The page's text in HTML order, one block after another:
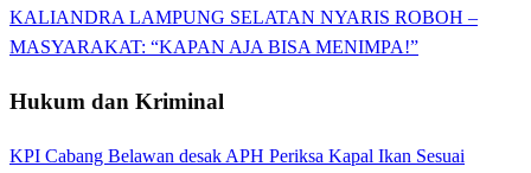
KALIANDRA LAMPUNG SELATAN NYARIS ROBOH –
MASYARAKAT: “KAPAN AJA BISA MENIMPA!”
Hukum dan Kriminal
KPI Cabang Belawan desak APH Periksa Kapal Ikan Sesuai